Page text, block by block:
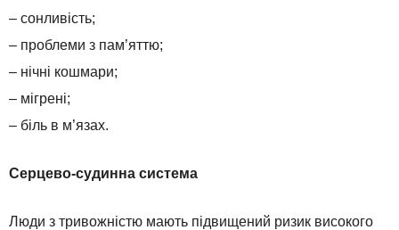
– сонливість;
– проблеми з пам’яттю;
– нічні кошмари;
– мігрені;
– біль в м’язах.
Серцево-судинна система
Люди з тривожністю мають підвищений ризик високого